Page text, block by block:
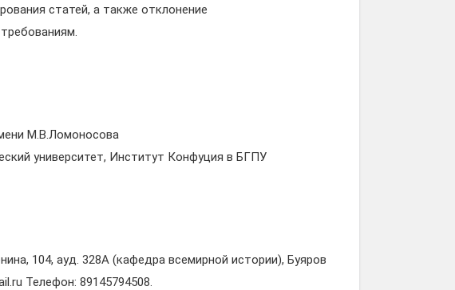
статей, а также отклонение
М.В.Ломоносова
университет, Институт Конфуция в БГПУ
104, ауд. 328А (кафедра всемирной истории), Буяров
Телефон: 89145794508.